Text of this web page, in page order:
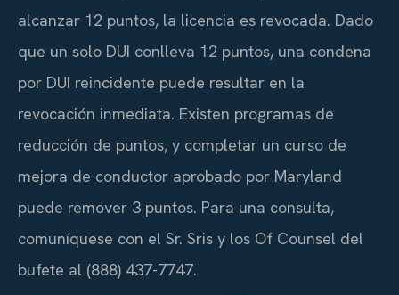
alcanzar 12 puntos, la licencia es revocada. Dado
que un solo DUI conlleva 12 puntos, una condena
por DUI reincidente puede resultar en la
revocación inmediata. Existen programas de
reducción de puntos, y completar un curso de
mejora de conductor aprobado por Maryland
puede remover 3 puntos. Para una consulta,
comuníquese con el Sr. Sris y los Of Counsel del
bufete al (888) 437-7747.